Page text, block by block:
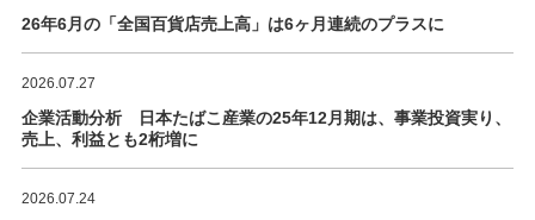
26年6月の「全国百貨店売上高」は6ヶ月連続のプラスに
2026.07.27
企業活動分析 日本たばこ産業の25年12月期は、事業投資実り、
売上、利益とも2桁増に
2026.07.24